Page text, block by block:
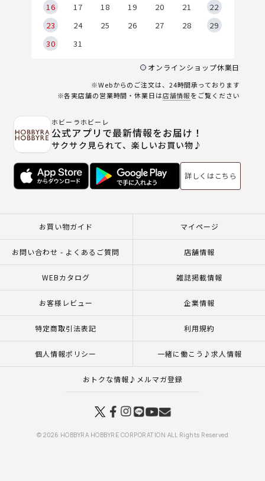
16
17 18 19 20 21
22
23
24 25 26 27 28
29
30
31
オンラインショップ休業日
※Webからのご注文は、24時間承っております
※各実店舗の営業時間・休業日は店舗情報をご覧ください
ホビーラホビーレ
公式アプリで最新情報をお届け！
サクサク見られて、楽しいお買い物♪
詳しくはこちら
お買い物ガイド マイページ
お問い合わせ - よくあるご質問 店舗情報
WEBカタログ 雑誌掲載情報
お客様レビュー 企業情報
特定商取引法表記 利用規約
個人情報ポリシー 一緒に働こう♪求人情報
おトクな情報♪メルマガ登録
© 2026 HOBBYRA HOBBYRE CORPORATION ALL Rights Reserved